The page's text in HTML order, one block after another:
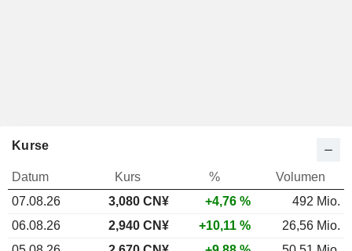
Kurse
Datum Kurs %
Volumen
07.08.26
3,080 CN¥ +4,76 %
492 Mio.
06.08.26
2,940 CN¥ +10,11 %
26,56 Mio.